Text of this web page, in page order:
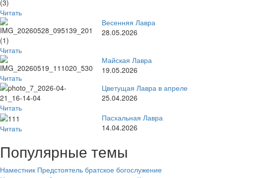
Читать
Читать
Весенняя Лавра
28.05.2026
Читать
Майская Лавра
19.05.2026
Читать
Цветущая Лавра в апреле
25.04.2026
Читать
Пасхальная Лавра
14.04.2026
Популярные темы
Наместник Предстоятель братское богослужение